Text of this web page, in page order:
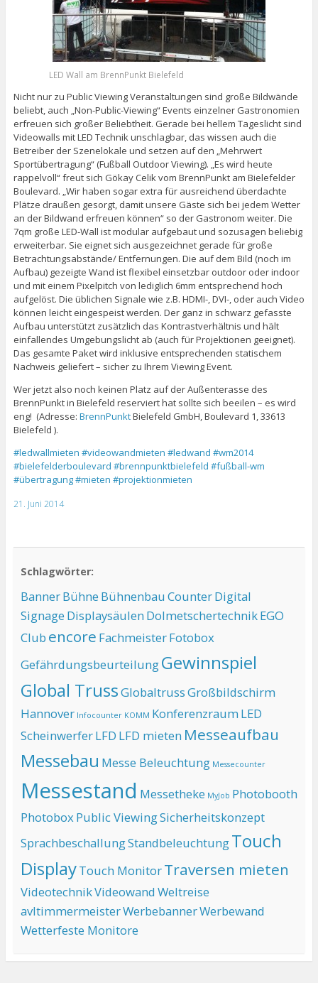
LED Wall am BrennPunkt Bielefeld
Nicht nur zu Public Viewing Veranstaltungen sind große Bildwände
beliebt, auch „Non-Public-Viewing“ Events einzelner Gastronomien
erfreuen sich großer Beliebtheit. Gerade bei hellem Tageslicht sind
Videowalls mit LED Technik unschlagbar, das wissen auch die
Betreiber der Szenelokale und setzen auf den „Mehrwert
Sportübertragung“ (Fußball Outdoor Viewing). „Es wird heute
rappelvoll“ freut sich Gökay Celik vom BrennPunkt am Bielefelder
Boulevard. „Wir haben sogar extra für ausreichend überdachte
Plätze draußen gesorgt, damit unsere Gäste sich bei jedem Wetter
an der Bildwand erfreuen können“ so der Gastronom weiter. Die
7qm große LED-Wall ist modular aufgebaut und sozusagen beliebig
erweiterbar. Sie eignet sich ausgezeichnet gerade für große
Betrachtungsabstände/ Entfernungen. Die auf dem Bild (noch im
Aufbau) gezeigte Wand ist flexibel einsetzbar outdoor oder indoor
und mit einem Pixelpitch von lediglich 6mm entsprechend hoch
aufgelöst. Die üblichen Signale wie z.B. HDMI-, DVI-, oder auch Video
können leicht eingespeist werden. Der ganz in schwarz gefasste
Aufbau unterstützt zusätzlich das Kontrastverhältnis und hält
einfallendes Umgebungslicht ab (auch für Projektionen geeignet).
Das gesamte Paket wird inklusive entsprechenden statischem
Nachweis geliefert – sicher zu Ihrem Viewing Event.
Wer jetzt also noch keinen Platz auf der Außenterasse des
BrennPunkt in Bielefeld reserviert hat sollte sich beeilen – es wird
eng! (Adresse: BrennPunktBielefeld GmbH, Boulevard 1, 33613
Bielefeld ).
#ledwallmieten #videowandmieten #ledwand #wm2014
#bielefelderboulevard #brennpunktbielefeld #fußball-wm
#übertragung#mieten #projektionmieten
21. Juni 2014
Schlagwörter:
BannerBühne BühnenbauCounterDigital
Signage DisplaysäulenDolmetschertechnikEGO
Club encore FachmeisterFotobox
GefährdungsbeurteilungGewinnspiel
Global TrussGlobaltrussGroßbildschirm
Hannover Infocounter KOMM KonferenzraumLED
ScheinwerferLFD LFD mieten Messeaufbau
Messebau Messe Beleuchtung Messecounter
Messestand Messetheke MyJob Photobooth
PhotoboxPublic ViewingSicherheitskonzept
SprachbeschallungStandbeleuchtungTouch
DisplayTouch MonitorTraversen mieten
VideotechnikVideowandWeltreise
avltimmermeisterWerbebannerWerbewand
Wetterfeste Monitore